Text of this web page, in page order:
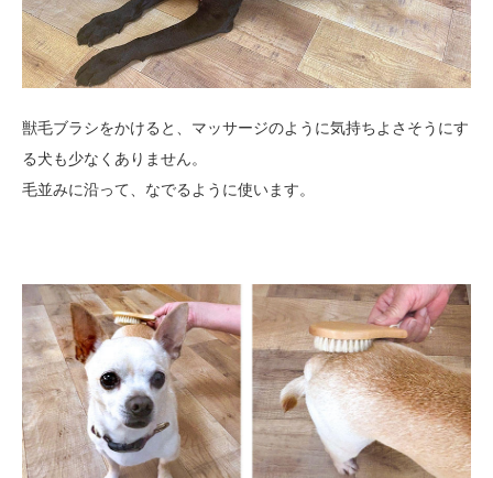
獣毛ブラシをかけると、マッサージのように気持ちよさそうにす
る犬も少なくありません。
毛並みに沿って、なでるように使います。